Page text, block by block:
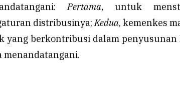
Pertama, untuk
distribusinya;Kedua, kemenkes
yang berkontribusi dalam penyusunan
menandatangani.